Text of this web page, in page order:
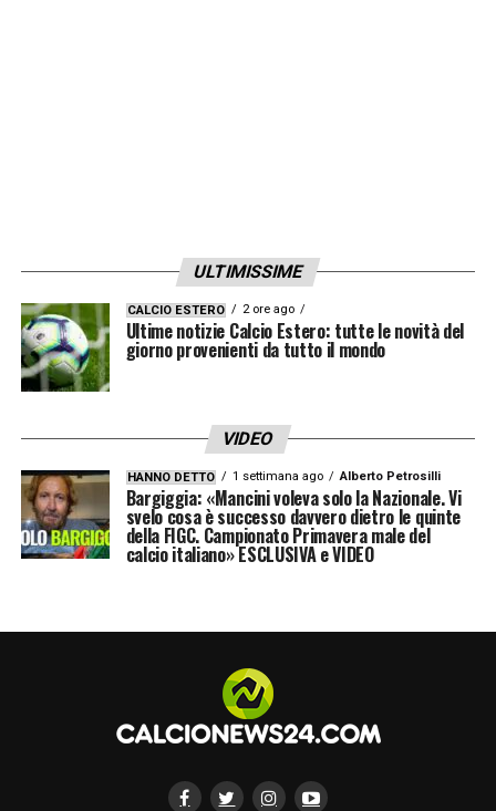
«La Fiorentina sta facendo
bene. Credo abbia un organico importante.
Dobbiamo accettare i momenti in cui ci
metteranno in difficoltà, per poi metterli in
difficoltà a nostra volta. Giochiamo con una
squadra intensa e aggressiva, ma sono
convinto che possiamo fare risultato».
DJURICIC –«Djuricic non ci sarà neanche
col Bologna alla prossima, ma tornerà per la
sono allenati con il gruppo e saranno
scelte sono state fatte giuste, altrimenti
ULTIMISSIME
CALCIO ESTERO 2 ore ago
Ultime notizie Calcio Estero: tutte le novità del
giorno provenienti da tutto il mondo
VIDEO
HANNO DETTO 1 settimana ago Alberto Petrosilli
Bargiggia: «Mancini voleva solo la Nazionale. Vi
svelo cosa è successo davvero dietro le quinte
della FIGC. Campionato Primavera male del
calcio italiano» ESCLUSIVA e VIDEO